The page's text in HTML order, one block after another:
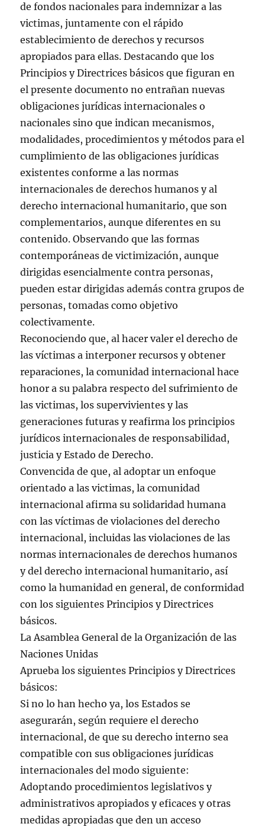
de fondos nacionales para indemnizar a las
victimas, juntamente con el rápido
establecimiento de derechos y recursos
apropiados para ellas. Destacando que los
Principios y Directrices básicos que figuran en
el presente documento no entrañan nuevas
obligaciones jurídicas internacionales o
nacionales sino que indican mecanismos,
modalidades, procedimientos y métodos para el
cumplimiento de las obligaciones jurídicas
existentes conforme a las normas
internacionales de derechos humanos y al
derecho internacional humanitario, que son
complementarios, aunque diferentes en su
contenido. Observando que las formas
contemporáneas de victimización, aunque
dirigidas esencialmente contra personas,
pueden estar dirigidas además contra grupos de
personas, tomadas como objetivo
colectivamente.
Reconociendo que, al hacer valer el derecho de
las víctimas a interponer recursos y obtener
reparaciones, la comunidad internacional hace
honor a su palabra respecto del sufrimiento de
las victimas, los supervivientes y las
generaciones futuras y reafirma los principios
jurídicos internacionales de responsabilidad,
justicia y Estado de Derecho.
Convencida de que, al adoptar un enfoque
orientado a las victimas, la comunidad
internacional afirma su solidaridad humana
con las víctimas de violaciones del derecho
internacional, incluidas las violaciones de las
normas internacionales de derechos humanos
y del derecho internacional humanitario, así
como la humanidad en general, de conformidad
con los siguientes Principios y Directrices
básicos.
La Asamblea General de la Organización de las
Naciones Unidas
Aprueba los siguientes Principios y Directrices
básicos:
Si no lo han hecho ya, los Estados se
asegurarán, según requiere el derecho
internacional, de que su derecho interno sea
compatible con sus obligaciones jurídicas
internacionales del modo siguiente:
Adoptando procedimientos legislativos y
administrativos apropiados y eficaces y otras
medidas apropiadas que den un acceso